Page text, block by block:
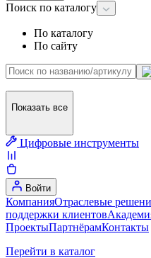
Поиск по каталогу
По каталогу
По сайту
Показать все
Цифровые инструменты
Войти
КомпанияОтраслевые
поддержки клиентов
ПроектыПартнёрамКонтакты
Перейти в каталог